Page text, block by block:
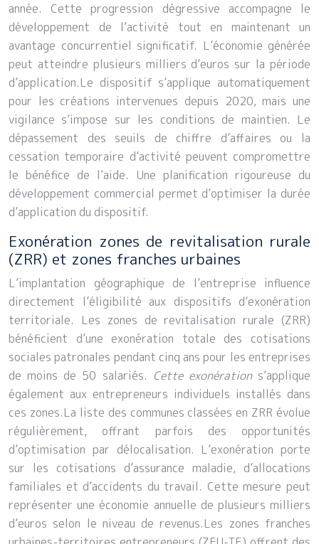
année. Cette progression dégressive accompagne le
développement de l’activité tout en maintenant un
avantage concurrentiel significatif. L’économie générée
peut atteindre plusieurs milliers d’euros sur la période
d’application.Le dispositif s’applique automatiquement
pour les créations intervenues depuis 2020, mais une
vigilance s’impose sur les conditions de maintien. Le
dépassement des seuils de chiffre d’affaires ou la
cessation temporaire d’activité peuvent compromettre
le bénéfice de l’aide. Une planification rigoureuse du
développement commercial permet d’optimiser la durée
d’application du dispositif.
Exonération zones de revitalisation rurale
(ZRR) et zones franches urbaines
L’implantation géographique de l’entreprise influence
directement l’éligibilité aux dispositifs d’exonération
territoriale. Les zones de revitalisation rurale (ZRR)
bénéficient d’une exonération totale des cotisations
sociales patronales pendant cinq ans pour les entreprises
de moins de 50 salariés. Cette exonérations’applique
également aux entrepreneurs individuels installés dans
ces zones.La liste des communes classées en ZRR évolue
régulièrement, offrant parfois des opportunités
d’optimisation par délocalisation. L’exonération porte
sur les cotisations d’assurance maladie, d’allocations
familiales et d’accidents du travail. Cette mesure peut
représenter une économie annuelle de plusieurs milliers
d’euros selon le niveau de revenus.Les zones franches